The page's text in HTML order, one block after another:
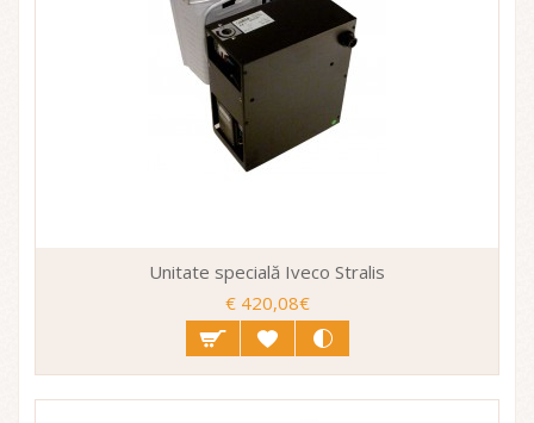
Unitate specială Iveco Stralis
€ 420,08€